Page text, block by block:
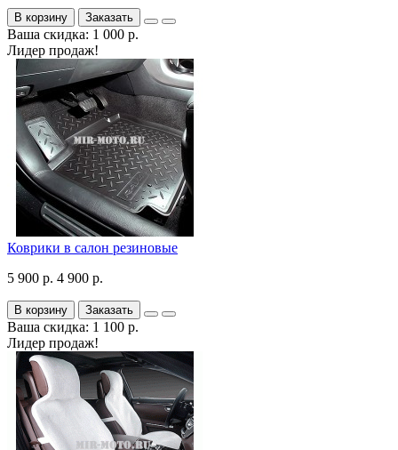
В корзину Заказать
Ваша скидка: 1 000 р.
Лидер продаж!
Коврики в салон резиновые
5 900 р. 4 900 р.
В корзину Заказать
Ваша скидка: 1 100 р.
Лидер продаж!